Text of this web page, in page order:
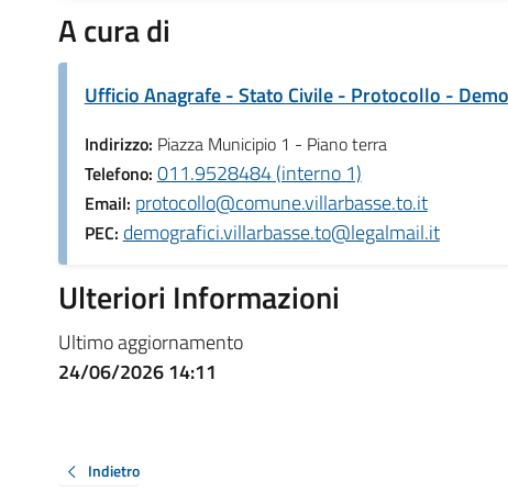
A cura di
Ufficio Anagrafe - Stato Civile - Protocollo -
Indirizzo: Piazza Municipio 1 - Piano terra
Telefono: 011.9528484 (interno 1)
Email: protocollo@comune.villarbasse.to.it
PEC: demografici.villarbasse.to@legalmail.it
Ulteriori Informazioni
Ultimo aggiornamento
24/06/2026 14:11
Indietro